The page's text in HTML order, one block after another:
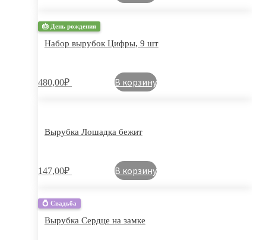
🎂 День рождения
Набор вырубок Цифры, 9 шт
480,00₽ В корзину
Вырубка Лошадка бежит
147,00₽ В корзину
💍 Свадьба
Вырубка Сердце на замке